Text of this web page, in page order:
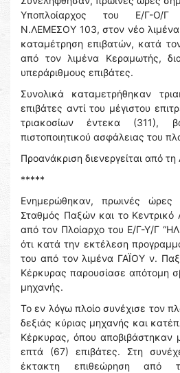
Υποπλοίαρχος του Ε/Γ-Ο/
Ν.ΛΕΜΕΣΟΥ 103, στον νέο
καταμέτρηση επιβατών, κατά
από τον λιμένα Κεραμωτής,
υπεράριθμους επιβάτες.
Συνολικά καταμετρήθηκαν
επιβάτες αντί του μέγιστου
τριακοσίων έντεκα (311),
πιστοποιητικού ασφάλειας του
Προανάκριση διενεργείται από
*****
Ενημερώθηκαν, πρωινές ώρες
Σταθμός Παξών και το Κεντρικό
από τον Πλοίαρχο του Ε/Γ-Υ/Γ
ότι κατά την εκτέλεση
του από τον λιμένα ΓΑΪΟΥ ν.
Κέρκυρας παρουσίασε απότομη
μηχανής.
Το εν λόγω πλοίο συνέχισε τον
δεξιάς κύριας μηχανής και
Κέρκυρας, όπου αποβιβάστηκαν
επτά (67) επιβάτες. Στη
έκτακτη επιθεώρηση από